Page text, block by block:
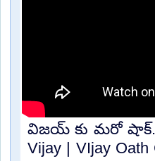
విజయ్ కు మరో
Vijay | VIjay Oath